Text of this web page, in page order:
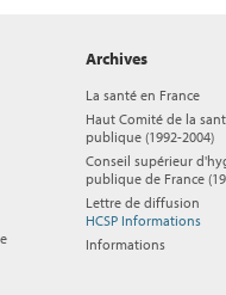
Archives
La santé en France
Haut Comité de la
publique (1992-2004)
Conseil supérieur
publique de France
Lettre de diffusion
HCSP Informations
Informations